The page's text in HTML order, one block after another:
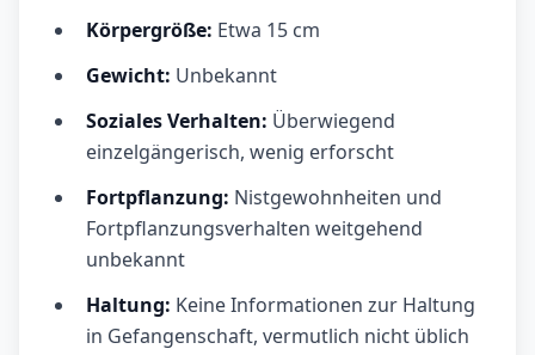
Körpergröße: Etwa 15 cm
Gewicht: Unbekannt
Soziales Verhalten: Überwiegend
einzelgängerisch, wenig erforscht
Fortpflanzung: Nistgewohnheiten und
Fortpflanzungsverhalten weitgehend
unbekannt
Haltung: Keine Informationen zur Haltung
in Gefangenschaft, vermutlich nicht üblich